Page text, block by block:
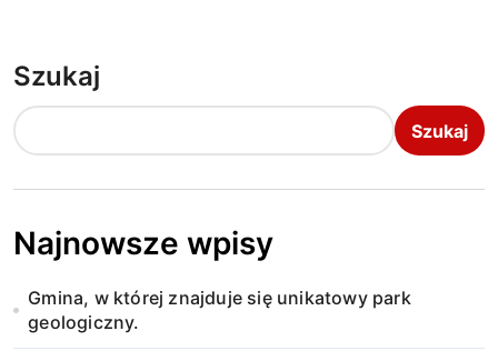
a
c
a
w
p
Szukaj
Szukaj
Najnowsze wpisy
Gmina, w której znajduje się unikatowy park
geologiczny.